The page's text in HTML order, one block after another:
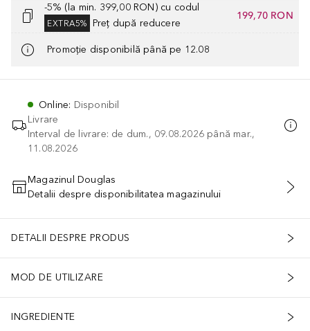
-5% (la min. 399,00 RON) cu codul
EXTRA5% Preț după reducere
199,70 RON
Promoție disponibilă până pe 12.08
Online: Disponibil
Livrare
Interval de livrare: de dum., 09.08.2026 până mar.,
11.08.2026
ADĂUGAȚI ÎN COŞ
Magazinul Douglas
Detalii despre disponibilitatea magazinului
DETALII DESPRE PRODUS
MOD DE UTILIZARE
INGREDIENTE